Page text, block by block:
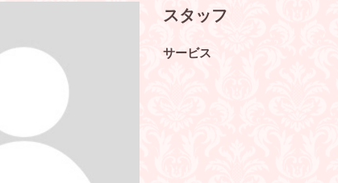
スタッフ
サービス